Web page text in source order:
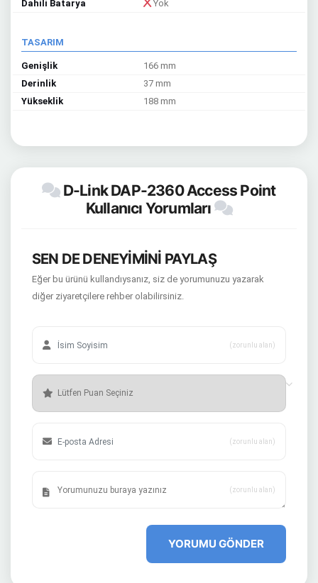
Dahili Batarya Yok
TASARIM
Genişlik
166 mm
Derinlik
37 mm
Yükseklik
188 mm
D-Link DAP-2360 Access Point
Kullanıcı Yorumları
SEN DE DENEYİMİNİ PAYLAŞ
Eğer bu ürünü kullandıysanız, siz de yorumunuzu yazarak
diğer ziyaretçilere rehber olabilirsiniz.
(zorunlu alan)
(zorunlu alan)
(zorunlu alan)
YORUMU GÖNDER